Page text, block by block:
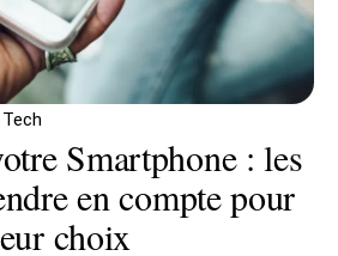
Tech
Smartphone : les
en compte pour
choix